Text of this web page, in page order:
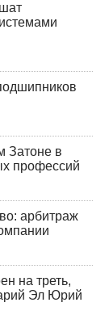
Затоне в
профессий
арбитраж
на треть,
Эл Юрий